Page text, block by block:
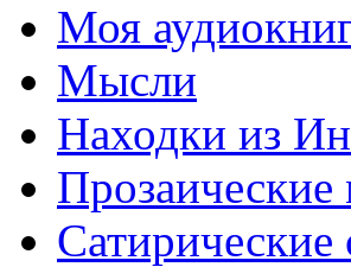
Моя
Мысли
Находки из
Сатирические